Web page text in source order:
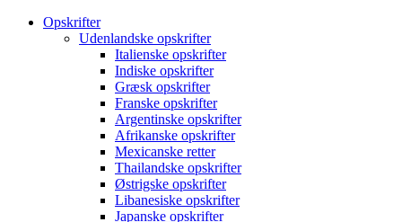
Opskrifter
Udenlandske opskrifter
Italienske opskrifter
Indiske opskrifter
Græsk opskrifter
Franske opskrifter
Argentinske opskrifter
Afrikanske opskrifter
Mexicanske retter
Thailandske opskrifter
Østrigske opskrifter
Libanesiske opskrifter
Japanske opskrifter